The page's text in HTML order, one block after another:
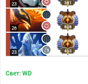
23 381
26 808
23 453
Свет: WD